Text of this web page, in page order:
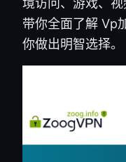
境访问、游戏、
带你全面了解 Vp
你做出明智选择。